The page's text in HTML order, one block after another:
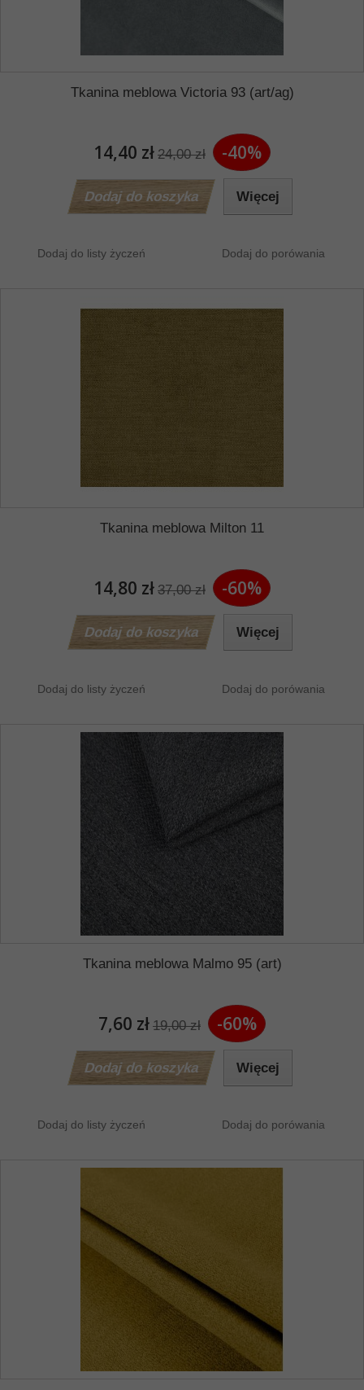
Tkanina meblowa Victoria 93 (art/ag)
14,40 zł 24,00 zł -40%
Dodaj do koszyka Więcej
Dodaj do listy życzeń Dodaj do porówania
Tkanina meblowa Milton 11
14,80 zł 37,00 zł -60%
Dodaj do koszyka Więcej
Dodaj do listy życzeń Dodaj do porówania
Tkanina meblowa Malmo 95 (art)
7,60 zł 19,00 zł -60%
Dodaj do koszyka Więcej
Dodaj do listy życzeń Dodaj do porówania